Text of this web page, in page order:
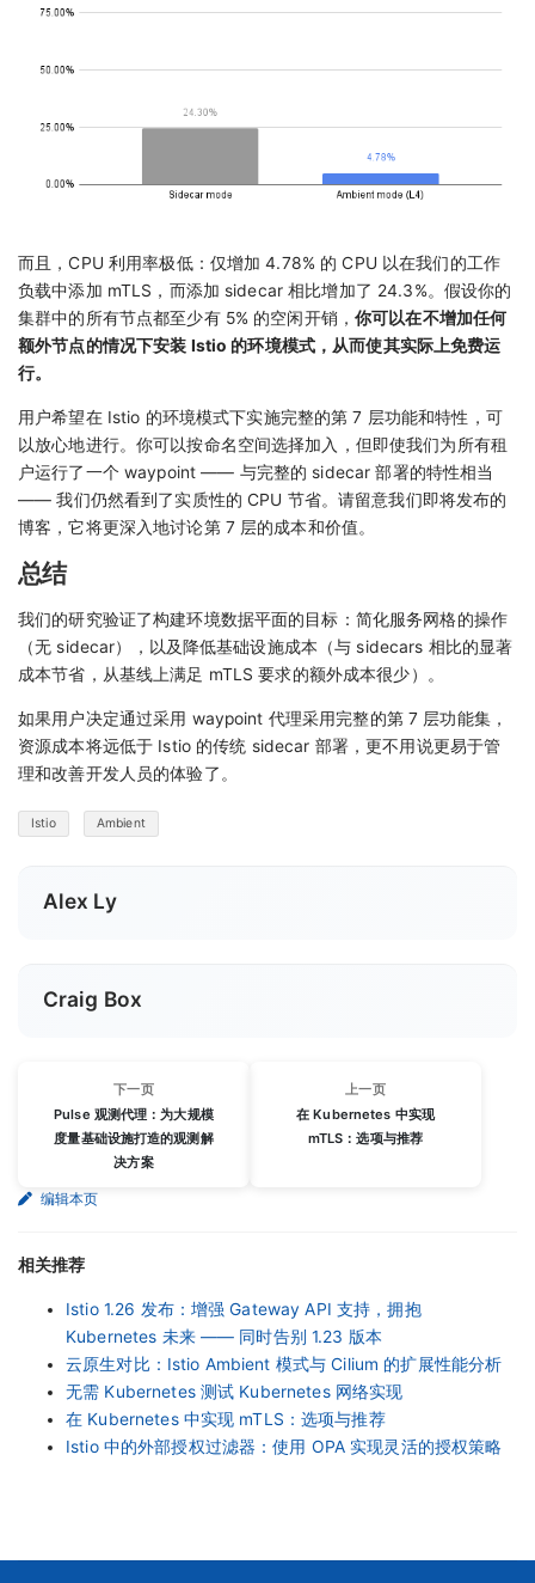
而且，CPU 利用率极低：仅增加 4.78% 的 CPU 以在我们的工作
负载中添加 mTLS，而添加 sidecar 相比增加了 24.3%。假设你的
集群中的所有节点都至少有 5% 的空闲开销，你可以在不增加任何
额外节点的情况下安装 Istio 的环境模式，从而使其实际上免费运
行。
用户希望在 Istio 的环境模式下实施完整的第 7 层功能和特性，可
以放心地进行。你可以按命名空间选择加入，但即使我们为所有租
户运行了一个 waypoint —— 与完整的 sidecar 部署的特性相当
—— 我们仍然看到了实质性的 CPU 节省。请留意我们即将发布的
博客，它将更深入地讨论第 7 层的成本和价值。
总结
我们的研究验证了构建环境数据平面的目标：简化服务网格的操作
（无 sidecar），以及降低基础设施成本（与 sidecars 相比的显著
成本节省，从基线上满足 mTLS 要求的额外成本很少）。
如果用户决定通过采用 waypoint 代理采用完整的第 7 层功能集，
资源成本将远低于 Istio 的传统 sidecar 部署，更不用说更易于管
理和改善开发人员的体验了。
Istio Ambient
Alex Ly
Craig Box
下一页
Pulse 观测代理：为大规模
度量基础设施打造的观测解
决方案
上一页
在 Kubernetes 中实现
mTLS：选项与推荐
编辑本页
相关推荐
Istio 1.26 发布：增强 Gateway API 支持，拥抱
Kubernetes 未来 —— 同时告别 1.23 版本
云原生对比：Istio Ambient 模式与 Cilium 的扩展性能分析
无需 Kubernetes 测试 Kubernetes 网络实现
在 Kubernetes 中实现 mTLS：选项与推荐
Istio 中的外部授权过滤器：使用 OPA 实现灵活的授权策略